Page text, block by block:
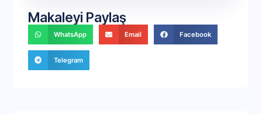
Makaleyi Paylaş
WhatsApp Email Facebook
Telegram